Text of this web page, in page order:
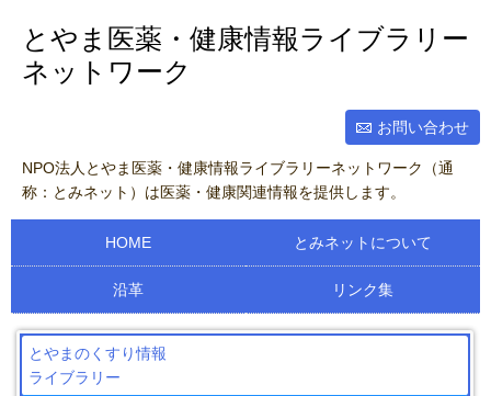
とやま医薬・健康情報ライブラリー
ネットワーク
お問い合わせ
NPO法人とやま医薬・健康情報ライブラリーネットワーク（通
称：とみネット）は医薬・健康関連情報を提供します。
HOME とみネットについて
沿革 リンク集
とやまのくすり情報
ライブラリー